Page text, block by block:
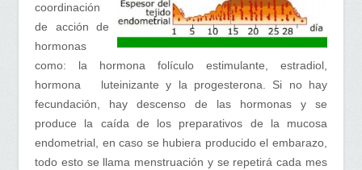
coordinación
de acción de
hormonas
como: la hormona folículo estimulante, estradiol,
hormona luteinizante y la progesterona. Si no hay
fecundación, hay descenso de las hormonas y se
produce la caída de los preparativos de la mucosa
endometrial, en caso se hubiera producido el embarazo,
todo esto se llama menstruación y se repetirá cada mes